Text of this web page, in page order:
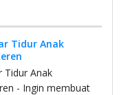
Tidur Anak
Tidur Anak
- Ingin membuat